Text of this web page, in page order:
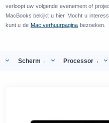
verloopt uw volgende evenement of
MacBooks bekijkt u hier. Mocht u
kunt u de Mac verhuurpagina bezoeken.
Scherm : Processor :